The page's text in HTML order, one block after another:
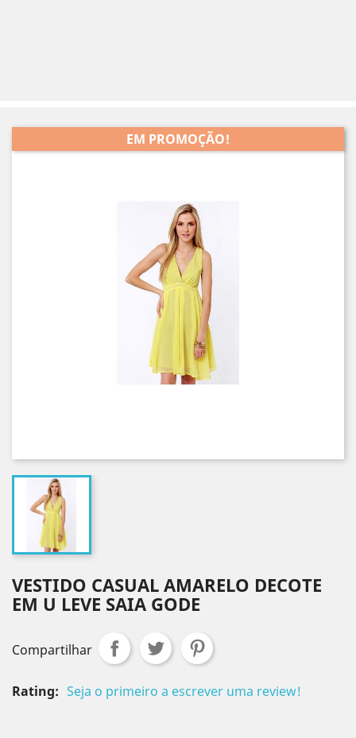
EM PROMOÇÃO!
VESTIDO CASUAL AMARELO DECOTE
EM U LEVE SAIA GODE
Compartilhar
Rating: Seja o primeiro a escrever uma review!